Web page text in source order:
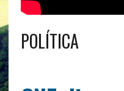
POLÍTICA